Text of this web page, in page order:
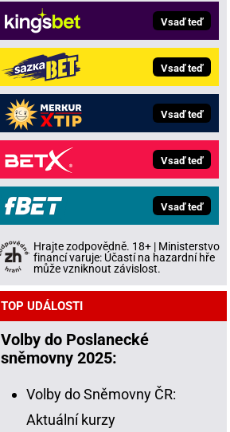
Vsaď teď
Vsaď teď
Vsaď teď
Vsaď teď
Vsaď teď
Hrajte zodpovědně. 18+ | Ministerstvo
financí varuje: Účastí na hazardní hře
může vzniknout závislost.
TOP UDÁLOSTI
Volby do Poslanecké
sněmovny 2025:
Volby do Sněmovny ČR:
Aktuální kurzy